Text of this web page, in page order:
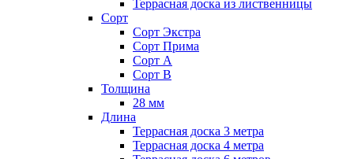
Террасная доска из лиственницы
Сорт
Сорт Экстра
Сорт Прима
Сорт А
Сорт В
Толщина
28 мм
Длина
Террасная доска 3 метра
Террасная доска 4 метра